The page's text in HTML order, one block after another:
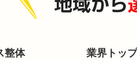
整体 業界トッ